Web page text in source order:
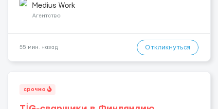
Ночной уход: Жінка безперервний сон без пробудж...
Medius Work
Агентство
55 мин. назад Откликнуться
срочно